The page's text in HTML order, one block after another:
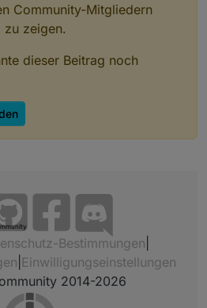
Community-Mitgliedern
zu zeigen.
dieser Beitrag noch
Bestimmungen
Einwilligungseinstellungen
2014-2026